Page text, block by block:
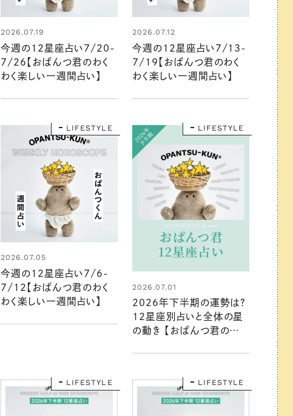
2026.07.19
今週の12星座占い7/20-
7/26【おぱんつ君のわく
わく楽しい一週間占い】
2026.07.12
今週の12星座占い7/13-
7/19【おぱんつ君のわく
わく楽しい一週間占い】
LIFESTYLE
2026.07.05
今週の12星座占い7/6-
7/12【おぱんつ君のわく
わく楽しい一週間占い】
LIFESTYLE
2026.07.01
2026年下半期の運勢は？
12星座別占いと全体の星
の動き 【おぱんつ君のわく
LIFESTYLE LIFESTYLE